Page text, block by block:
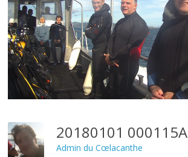
20180101 000115A
Admin du Cœlacanthe